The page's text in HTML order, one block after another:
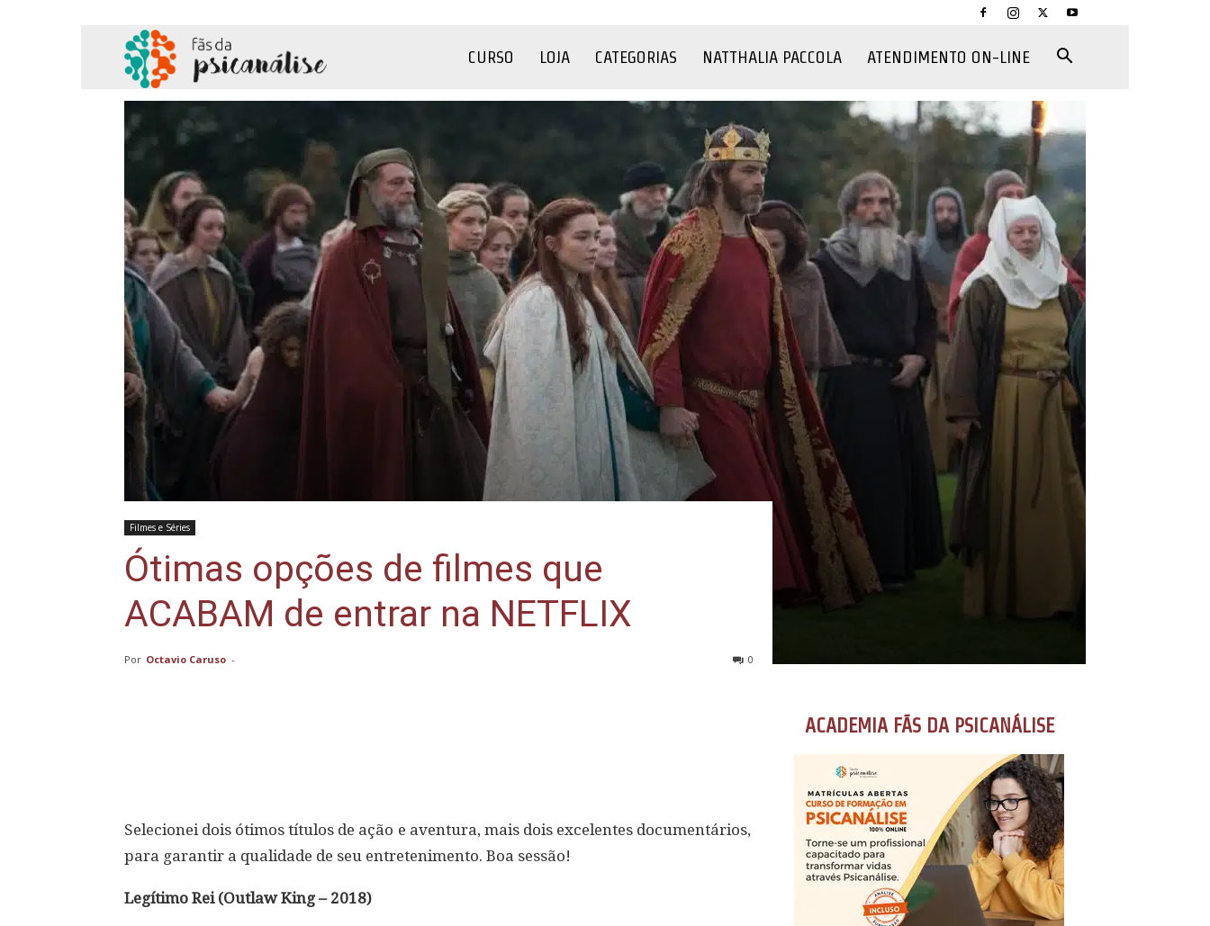
Psicanálise
CURSO LOJA CATEGORIAS NATTHALIA PACCOLA ATENDIMENTO ON-LINE
Filmes e Séries
Ótimas opções de filmes que
ACABAM de entrar na NETFLIX
Por Octavio Caruso - 0
Selecionei dois ótimos títulos de ação e aventura, mais dois excelentes documentários,
para garantir a qualidade de seu entretenimento. Boa sessão!
Legítimo Rei (Outlaw King – 2018)
ACADEMIA FÃS DA PSICANÁLISE